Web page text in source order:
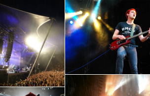
An
Pharma
NL